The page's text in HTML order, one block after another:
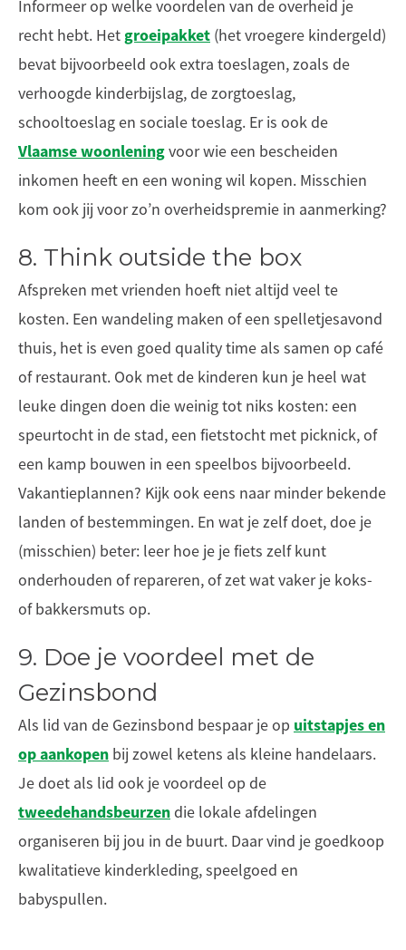
Informeer op welke voordelen van de overheid je
recht hebt. Hetgroeipakket (het vroegere kindergeld)
bevat bijvoorbeeld ook extra toeslagen, zoals de
verhoogde kinderbijslag, de zorgtoeslag,
schooltoeslag en sociale toeslag. Er is ook de
Vlaamse woonleningvoor wie een bescheiden
inkomen heeft en een woning wil kopen. Misschien
kom ook jij voor zo’n overheidspremie in aanmerking?
8. Think outside the box
Afspreken met vrienden hoeft niet altijd veel te
kosten. Een wandeling maken of een spelletjesavond
thuis, het is even goed quality time als samen op café
of restaurant. Ook met de kinderen kun je heel wat
leuke dingen doen die weinig tot niks kosten: een
speurtocht in de stad, een fietstocht met picknick, of
een kamp bouwen in een speelbos bijvoorbeeld.
Vakantieplannen? Kijk ook eens naar minder bekende
landen of bestemmingen. En wat je zelf doet, doe je
(misschien) beter: leer hoe je je fiets zelf kunt
onderhouden of repareren, of zet wat vaker je koks-
of bakkersmuts op.
9. Doe je voordeel met de
Gezinsbond
Als lid van de Gezinsbond bespaar je op uitstapjes en
op aankopen bij zowel ketens als kleine handelaars.
Je doet als lid ook je voordeel op de
tweedehandsbeurzen die lokale afdelingen
organiseren bij jou in de buurt. Daar vind je goedkoop
kwalitatieve kinderkleding, speelgoed en
babyspullen.